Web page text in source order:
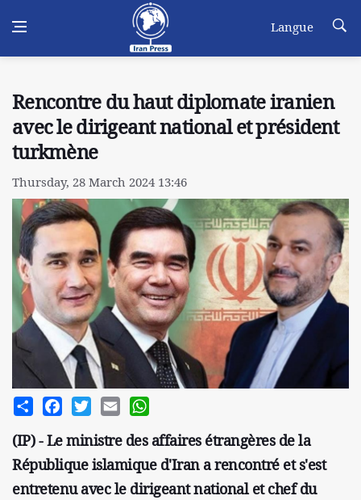
Langue
Rencontre du haut diplomate iranien
avec le dirigeant national et président
turkmène
Thursday, 28 March 2024 13:46
Share FacebookTwitterEmail
(IP) - Le ministre des affaires étrangères de la
République islamique d'Iran a rencontré et s'est
entretenu avec le dirigeant national et chef du